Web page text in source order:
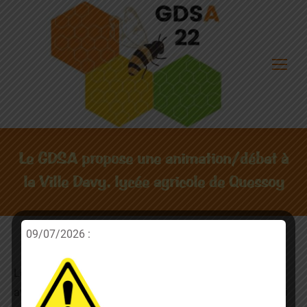
Le GDSA propose une animation/débat à
la Ville Davy, lycée agricole de Quessoy
Lors de l’assemblée générale du 7 février dernier, nous
avons annoncé la création d’un nouveau rucher-école qui
09/07/2026 :